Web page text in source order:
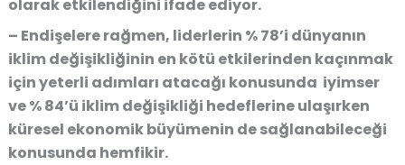
olarak etkilendiğini ifade ediyor.
– Endişelere rağmen, liderlerin % 78’i dünyanın
iklim değişikliğinin en kötü etkilerinden kaçınmak
için yeterli adımları atacağı konusunda iyimser
ve % 84’ü iklim değişikliği hedeflerine ulaşırken
küresel ekonomik büyümenin de sağlanabileceği
konusunda hemfikir.